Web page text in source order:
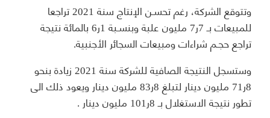
وتتوقع الشركة، رغم تحسـن الإنتاج سنة 2021 تراجعا
للمبيعات بـ 7ر7 مليون علبة وبنسـبة 1ر6 بالمائة نتيجة
تراجع حجـم شراءات ومبيعات السجائر الأجنبية.
وستسجل النتيجة الصافية للشركة سنة 2021 زيادة بنحو
8ر71 مليون دينار لتبلغ 8ر83 مليون دينار ويعود ذلك الى
تطور نتيجة الاستغلال بـ 8ر101 مليون دينار .